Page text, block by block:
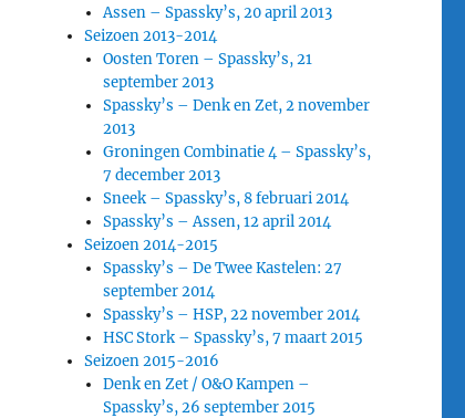
Assen – Spassky’s, 20 april 2013
Seizoen 2013-2014
Oosten Toren – Spassky’s, 21
september 2013
Spassky’s – Denk en Zet, 2 november
2013
Groningen Combinatie 4 – Spassky’s,
7 december 2013
Sneek – Spassky’s, 8 februari 2014
Spassky’s – Assen, 12 april 2014
Seizoen 2014-2015
Spassky’s – De Twee Kastelen: 27
september 2014
Spassky’s – HSP, 22 november 2014
HSC Stork – Spassky’s, 7 maart 2015
Seizoen 2015-2016
Denk en Zet / O&O Kampen –
Spassky’s, 26 september 2015